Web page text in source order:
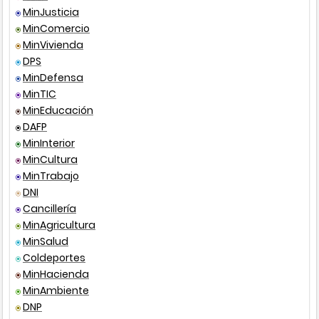
Presencial
Resolución
Ley
Decreto único
reglamentario
Otra fuente
de consulta
MinJusticia
MinComercio
MinVivienda
DPS
MinDefensa
MinTIC
MinEducación
DAFP
MinInterior
MinCultura
MinTrabajo
DNI
Cancillería
MinAgricultura
MinSalud
Coldeportes
MinHacienda
MinAmbiente
DNP